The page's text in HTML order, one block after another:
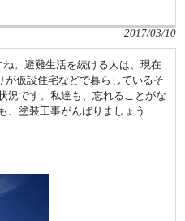
2017/03/10
。避難生活を続ける人は、現在
が仮設住宅などで暮らしているそ
況です。私達も、忘れることがな
、塗装工事がんばりましょう